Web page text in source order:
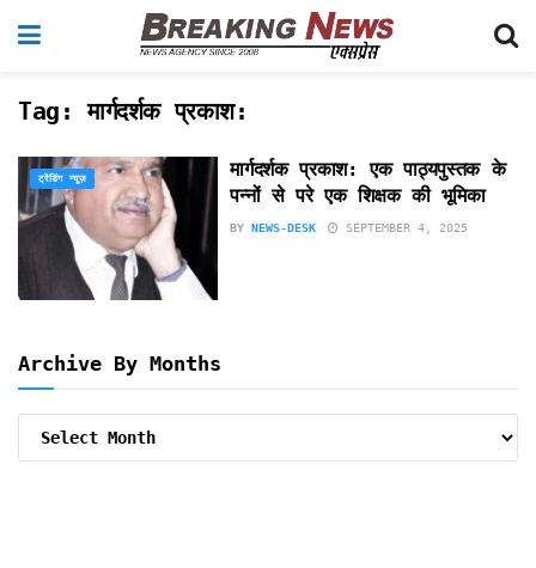
Tag:मार्गदर्शक प्रकाश:
ट्रेंडिंग न्यूज़
मार्गदर्शक प्रकाश: एक पाठ्यपुस्तक के
पन्नों से परे एक शिक्षक की भूमिका
BY NEWS-DESK SEPTEMBER 4, 2025
Archive By Months